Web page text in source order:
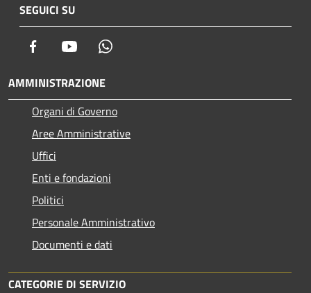
SEGUICI SU
Facebook Youtube
AMMINISTRAZIONE
Organi di Governo
Aree Amministrative
Uffici
Enti e fondazioni
Politici
Personale Amministrativo
Documenti e dati
CATEGORIE DI SERVIZIO